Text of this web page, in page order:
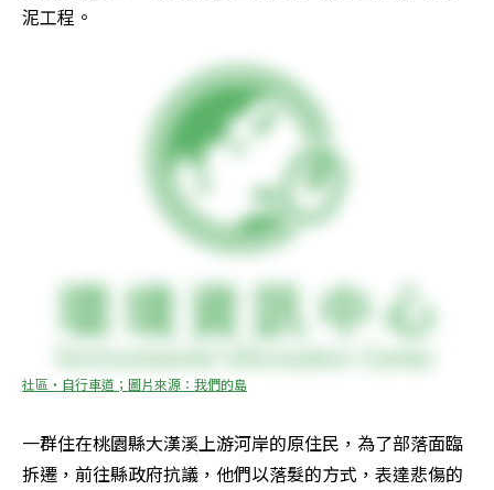
泥工程。
社區‧自行車道；圖片來源：我們的島
一群住在桃園縣大漢溪上游河岸的原住民，為了部落面臨
拆遷，前往縣政府抗議，他們以落髮的方式，表達悲傷的